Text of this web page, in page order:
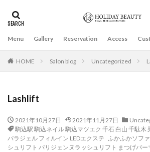
Menu Gallery Reservation Access
HOME Salon blog Uncategorized
Lashlift
2021年10月27日 2021年11月27日
駒込駅 駒込ネイル 駒込マツエク 千石 白山 千駄木
パラジェル フィルイン LEDエクステ ふかふかソフ
シュリフト パリジェンヌラッシュリフト まつげパー